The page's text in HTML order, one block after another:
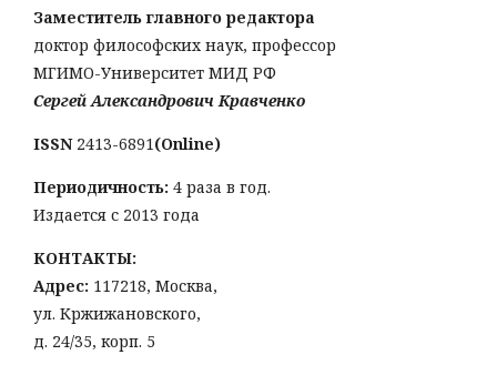
Заместитель главного редактора
доктор философских наук, профессор
МГИМО-Университет МИД РФ
Сергей Александрович Кравченко
ISSN 2413-6891(Online)
Периодичность: 4 раза в год.
Издается с 2013 года
КОНТАКТЫ:
Адрес: 117218, Москва,
ул. Кржижановского,
д. 24/35, корп. 5